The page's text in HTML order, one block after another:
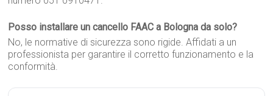
Posso installare un cancello FAAC a Bologna da solo?
No, le normative di sicurezza sono rigide. Affidati a un
professionista per garantire il corretto funzionamento e la
conformità.